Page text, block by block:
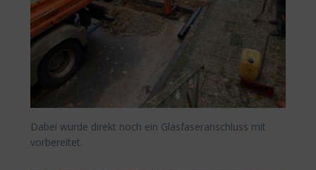
Dabei wurde direkt noch ein Glasfaseranschluss mit
vorbereitet.